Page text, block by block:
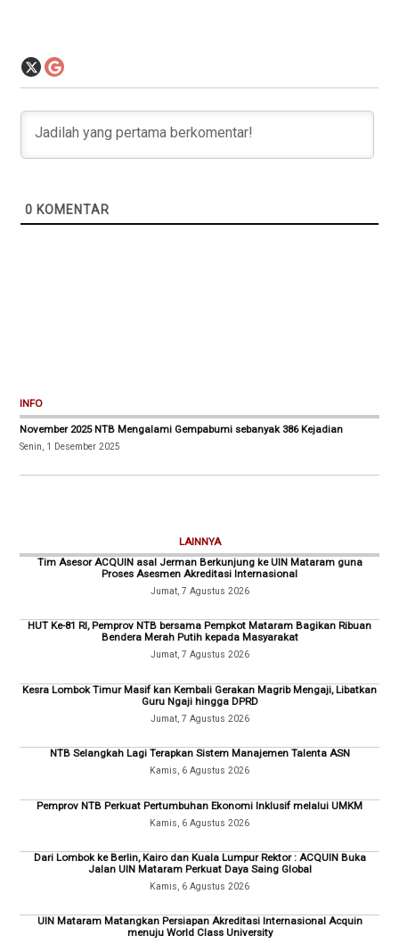
0 KOMENTAR
INFO
November 2025 NTB Mengalami Gempabumi sebanyak 386 Kejadian
Senin, 1 Desember 2025
LAINNYA
Tim Asesor ACQUIN asal Jerman Berkunjung ke UIN Mataram guna
Proses Asesmen Akreditasi Internasional
Jumat, 7 Agustus 2026
HUT Ke-81 RI, Pemprov NTB bersama Pempkot Mataram Bagikan Ribuan
Bendera Merah Putih kepada Masyarakat
Jumat, 7 Agustus 2026
Kesra Lombok Timur Masif kan Kembali Gerakan Magrib Mengaji, Libatkan
Guru Ngaji hingga DPRD
Jumat, 7 Agustus 2026
NTB Selangkah Lagi Terapkan Sistem Manajemen Talenta ASN
Kamis, 6 Agustus 2026
Pemprov NTB Perkuat Pertumbuhan Ekonomi Inklusif melalui UMKM
Kamis, 6 Agustus 2026
Dari Lombok ke Berlin, Kairo dan Kuala Lumpur Rektor : ACQUIN Buka
Jalan UIN Mataram Perkuat Daya Saing Global
Kamis, 6 Agustus 2026
UIN Mataram Matangkan Persiapan Akreditasi Internasional Acquin
menuju World Class University